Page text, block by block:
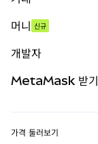
무기한 선물
실물자산
머니 신규
개발자
MetaMask 받기
가격 둘러보기